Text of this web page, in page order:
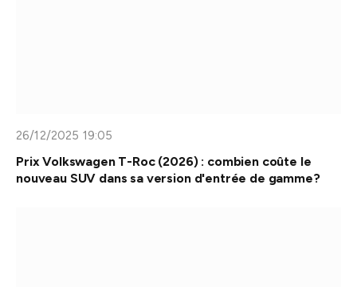
26/12/2025 19:05
Prix Volkswagen T-Roc (2026) : combien coûte le
nouveau SUV dans sa version d'entrée de gamme?